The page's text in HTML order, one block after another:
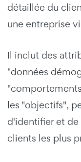
détaillée du
une entreprise
Il inclut des
"données
les "objectifs",
d'identifier et
clients les plus